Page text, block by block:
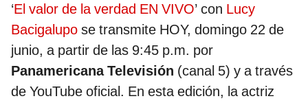
‘El valor de la verdad EN VIVO’ con Lucy
Bacigalupo se transmite HOY, domingo 22 de
junio, a partir de las 9:45 p.m. por
Panamericana Televisión (canal 5) y a través
de YouTube oficial. En esta edición, la actriz